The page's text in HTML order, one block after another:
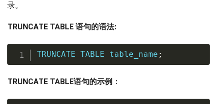
录。
TRUNCATE TABLE 语句的语法:
TRUNCATE TABLE table_name ;
TRUNCATE TABLE语句的示例：